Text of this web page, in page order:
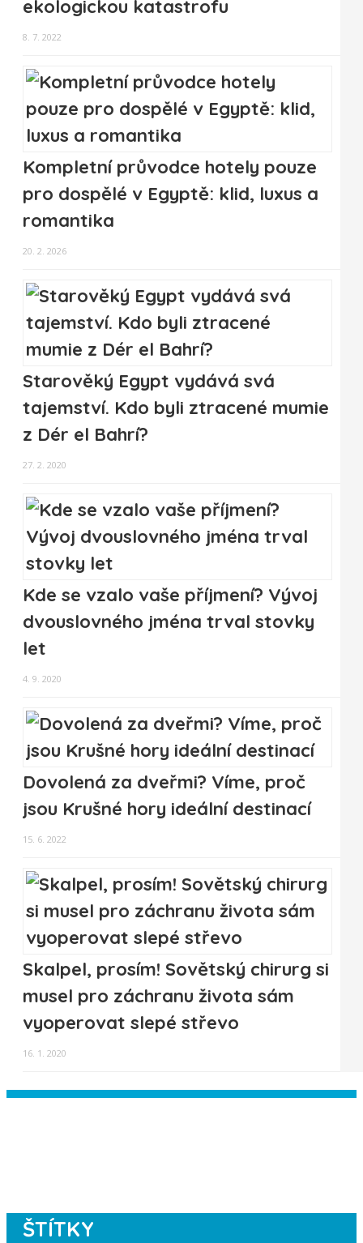
ekologickou katastrofu
8. 7. 2022
Kompletní průvodce hotely pouze
pro dospělé v Egyptě: klid, luxus a
romantika
20. 2. 2026
Starověký Egypt vydává svá
tajemství. Kdo byli ztracené mumie
z Dér el Bahrí?
27. 2. 2020
Kde se vzalo vaše příjmení? Vývoj
dvouslovného jména trval stovky
let
4. 9. 2020
Dovolená za dveřmi? Víme, proč
jsou Krušné hory ideální destinací
15. 6. 2022
Skalpel, prosím! Sovětský chirurg si
musel pro záchranu života sám
vyoperovat slepé střevo
16. 1. 2020
ŠTÍTKY